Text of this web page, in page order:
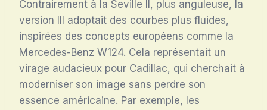
Contrairement à la Seville II, plus anguleuse, la
version III adoptait des courbes plus fluides,
inspirées des concepts européens comme la
Mercedes-Benz W124. Cela représentait un
virage audacieux pour Cadillac, qui cherchait à
moderniser son image sans perdre son
essence américaine. Par exemple, les